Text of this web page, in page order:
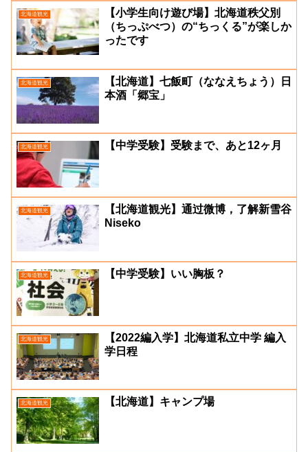
北海道観光
【小学生向け遊び場】北海道秩父別
（ちっぷべつ）の“ちっくる”が楽しか
ったです
北海道観光
【北海道】七飯町（ななえちょう）日
本酒「郷宝」
北海道観光 【中学受験】受験まで、あと12ヶ月
北海道観光
【北海道観光】通过微博，了解新雪谷
Niseko
北海道観光 【中学受験】いい胸板？
北海道観光
【2022編入学】北海道私立中学 編入
学日程
北海道観光 【北海道】キャンプ場